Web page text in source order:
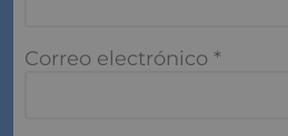
Correo electrónico*